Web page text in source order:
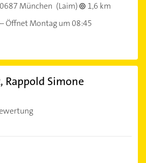
München (Laim)
1,6 km
–Öffnet Montag um 08:45
Rappold Simone